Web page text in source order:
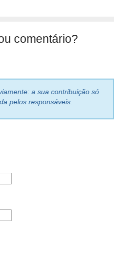
comentário?
a sua contribuição só
pelos responsáveis.